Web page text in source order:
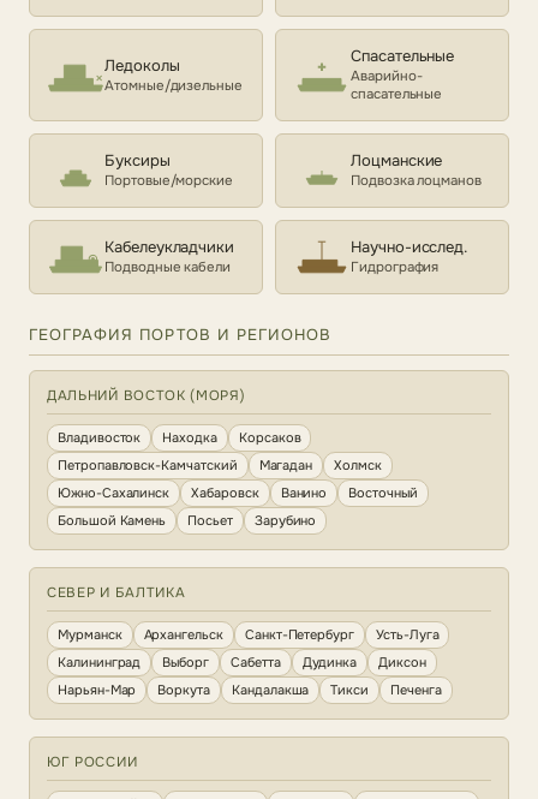
Ледоколы
Атомные/дизельные
Спасательные
Аварийно-
спасательные
Буксиры
Портовые/морские
Лоцманские
Подвозка лоцманов
Кабелеукладчики
Подводные кабели
Научно-исслед.
Гидрография
ГЕОГРАФИЯ ПОРТОВ И РЕГИОНОВ
ДАЛЬНИЙ ВОСТОК (МОРЯ)
Владивосток Находка
Корсаков
Петропавловск-Камчатский
Магадан
Холмск
Южно-Сахалинск
Хабаровск Ванино
Восточный
Большой Камень
Посьет Зарубино
СЕВЕР И БАЛТИКА
Мурманск Архангельск Санкт-Петербург
Усть-Луга
Калининград
Выборг Сабетта Дудинка
Диксон
Нарьян-Мар
Воркута Кандалакша Тикси Печенга
ЮГ РОССИИ